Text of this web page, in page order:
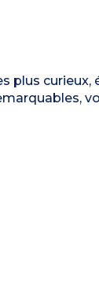
plus curieux,